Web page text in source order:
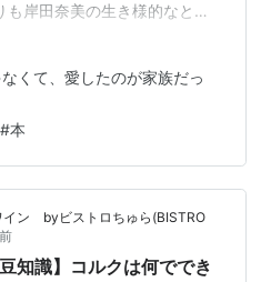
岸田奈美の生き様的なとこ
の乳は、どうやら、集団疎開
間に……？開戦した覚えも……
ましょうね―」サッと姿を消
二子しか着れへんのとち…
くて、愛したのが家族だっ
#本
イン byビストロちゅら(BISTRO
知識】コルクは何ででき